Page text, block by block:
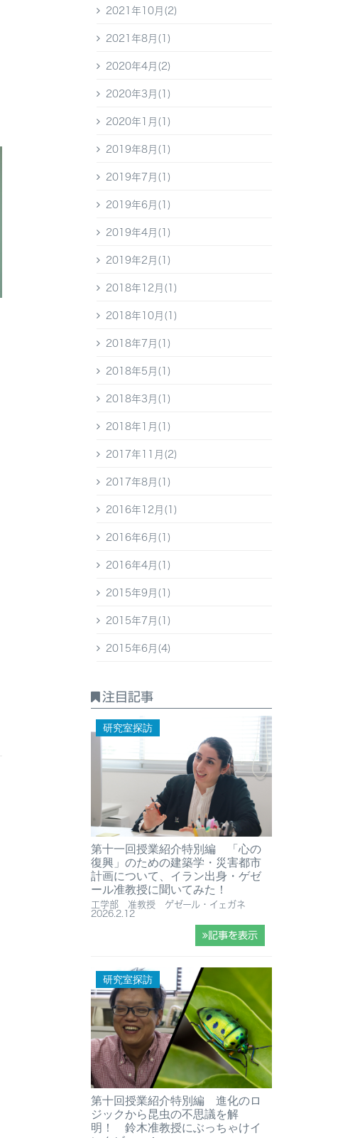
2021年10月(2)
2021年8月(1)
2020年4月(2)
2020年3月(1)
2020年1月(1)
2019年8月(1)
2019年7月(1)
2019年6月(1)
2019年4月(1)
2019年2月(1)
2018年12月(1)
2018年10月(1)
2018年7月(1)
2018年5月(1)
2018年3月(1)
2018年1月(1)
2017年11月(2)
2017年8月(1)
2016年12月(1)
2016年6月(1)
2016年4月(1)
2015年9月(1)
2015年7月(1)
2015年6月(4)
注目記事
研究室探訪
第十一回授業紹介特別編 「心の
復興」のための建築学・災害都市
計画について、イラン出身・ゲゼ
ール准教授に聞いてみた！
工学部 准教授 ゲゼール・イェガネ
2026.2.12
記事を表示
研究室探訪
第十回授業紹介特別編 進化のロ
ジックから昆虫の不思議を解
明！ 鈴木准教授にぶっちゃけイ